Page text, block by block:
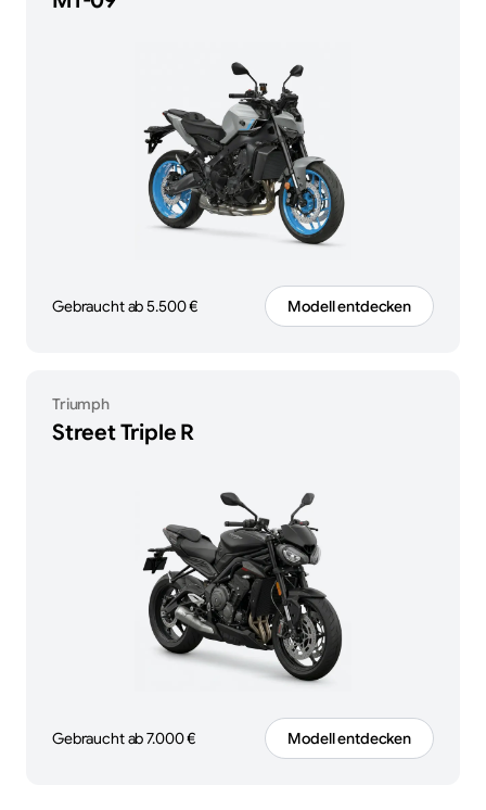
Gebraucht ab 5.500 € Modell entdecken
Triumph
Street Triple R
Gebraucht ab 7.000 € Modell entdecken